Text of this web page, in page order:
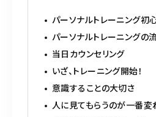
o
k
パーソナルトレーニング初
パーソナルトレーニングの
当日カウンセリング
いざ、トレーニング開始！
意識することの大切さ
人に見てもらうのが一番変